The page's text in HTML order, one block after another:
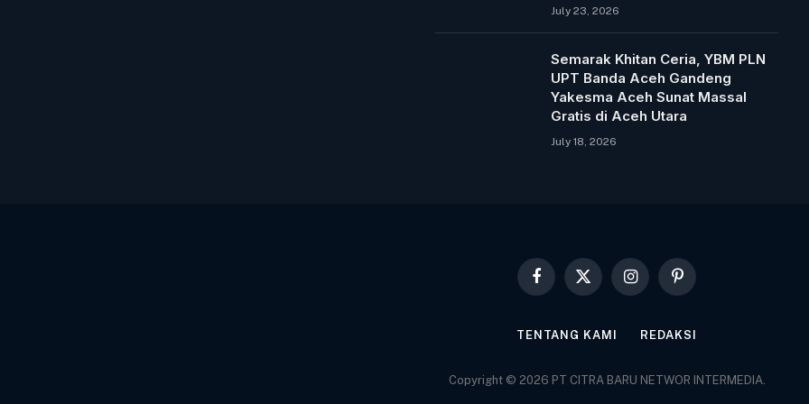
July 23, 2026
Semarak Khitan Ceria, YBM PLN
UPT Banda Aceh Gandeng
Yakesma Aceh Sunat Massal
Gratis di Aceh Utara
July 18, 2026
Facebook
X
InstagramPinterest
TENTANG KAMI REDAKSI
Copyright © 2026 PT CITRA BARU NETWOR INTERMEDIA.